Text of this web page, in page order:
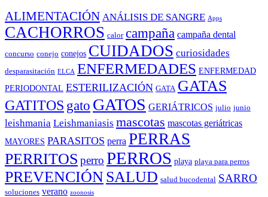
ALIMENTACIÓN ANÁLISIS DE SANGRE Apps
CACHORROS calor campaña campaña dental
concurso conejo conejos CUIDADOS curiosidades
desparasitación ELCA ENFERMEDADES ENFERMEDAD
PERIODONTAL ESTERILIZACIÓN GATA GATAS
GATITOS gato GATOS GERIÁTRICOS julio junio
leishmania Leishmaniasis mascotas mascotas geriátricas
MAYORES PARASITOS perra PERRAS
PERRITOS perro PERROS playa playa para perros
PREVENCIÓNSALUD salud bucodental SARRO
soluciones verano zoonosis